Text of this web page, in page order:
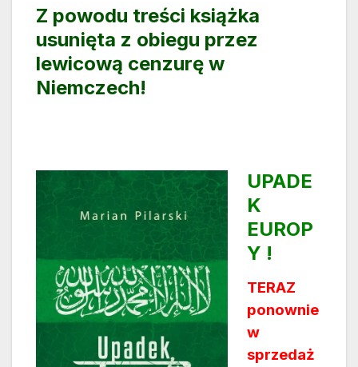
Z powodu treści książka
usunięta z obiegu przez
lewicową cenzurę w
Niemczech!
UPADE
K
EUROP
Y !
TERAZ
ponownie
w
sprzedaż